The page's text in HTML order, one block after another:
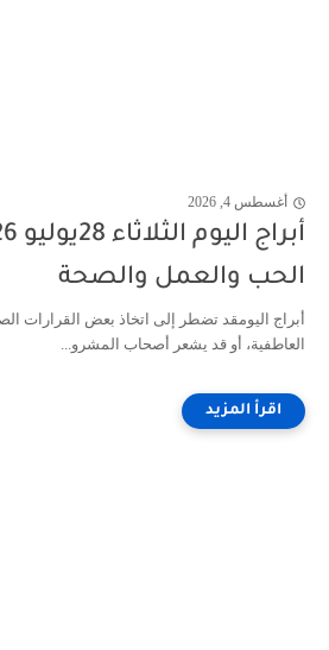
أغسطس 4, 2026
الحب والعمل والصحة
أبراج اليومقد تضطر إلى اتخاذ بعض القرارات
العاطفية، أو قد يشعر أصحاب المشرو...